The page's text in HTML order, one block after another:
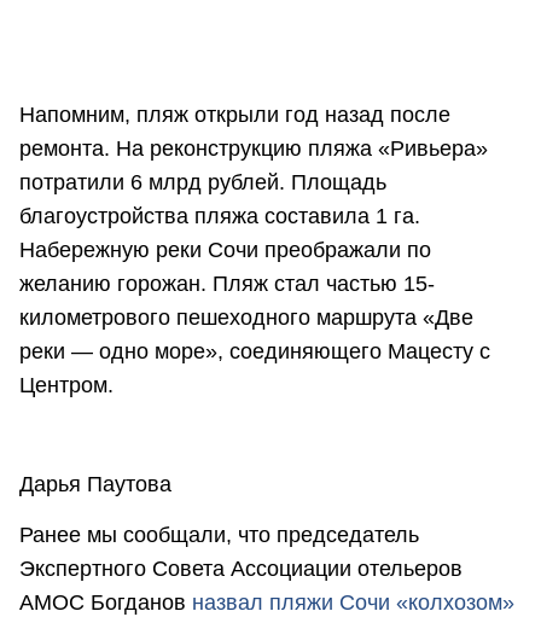
Напомним, пляж открыли год назад после
ремонта. На реконструкцию пляжа «Ривьера»
потратили 6 млрд рублей. Площадь
благоустройства пляжа составила 1 га.
Набережную реки Сочи преображали по
желанию горожан. Пляж стал частью 15-
километрового пешеходного маршрута «Две
реки — одно море», соединяющего Мацесту с
Центром.
Дарья Паутова
Ранее мы сообщали, что председатель
Экспертного Совета Ассоциации отельеров
АМОС Богданов назвал пляжи Сочи «колхозом»